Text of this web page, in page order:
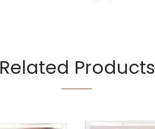
Related Products